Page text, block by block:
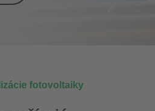
fotovoltaiky